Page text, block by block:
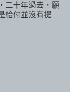
二十年過去，願
給付並沒有提